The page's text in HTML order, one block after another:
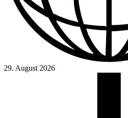
29. August 2026